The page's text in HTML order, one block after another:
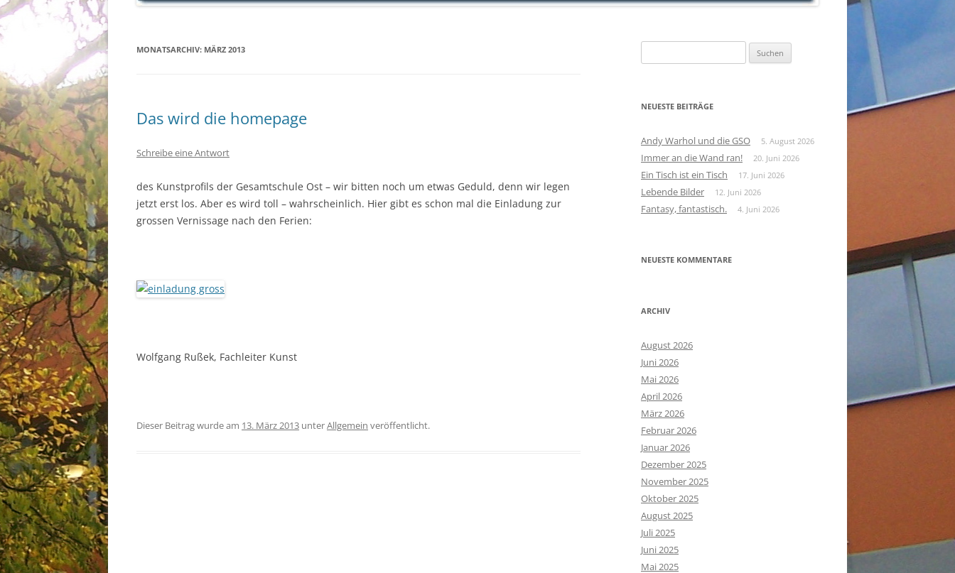
MONATSARCHIV: MÄRZ 2013
Das wird die homepage
Schreibe eine Antwort
des Kunstprofils der Gesamtschule Ost – wir bitten noch um etwas Geduld, denn wir legen
jetzt erst los. Aber es wird toll – wahrscheinlich. Hier gibt es schon mal die Einladung zur
grossen Vernissage nach den Ferien:
Wolfgang Rußek, Fachleiter Kunst
Dieser Beitrag wurde am 13. März 2013 unterAllgemein veröffentlicht.
nach:
NEUESTE BEITRÄGE
Andy Warhol und die GSO 5. August 2026
Immer an die Wand ran! 20. Juni 2026
Ein Tisch ist ein Tisch 17. Juni 2026
Lebende Bilder 12. Juni 2026
Fantasy, fantastisch. 4. Juni 2026
NEUESTE KOMMENTARE
ARCHIV
August 2026
Juni 2026
Mai 2026
April 2026
März 2026
Februar 2026
Januar 2026
Dezember 2025
November 2025
Oktober 2025
August 2025
Juli 2025
Juni 2025
Mai 2025